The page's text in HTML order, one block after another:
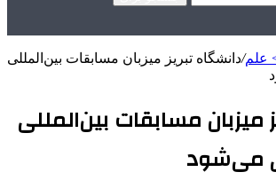
علم/دانشگاه تبریز میزبان مسابقات بین‌المللی
میزبان مسابقات بین‌المللی
می‌شود